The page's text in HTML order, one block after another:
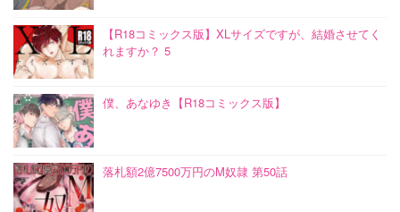
【R18コミックス版】XLサイズですが、結婚させてく
れますか？ 5
僕、あなゆき【R18コミックス版】
落札額2億7500万円のM奴隷 第50話